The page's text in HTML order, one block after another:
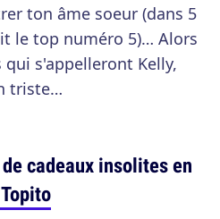
ton âme soeur (dans 5
le top numéro 5)… Alors
s'appelleront Kelly,
triste…
cadeaux insolites en